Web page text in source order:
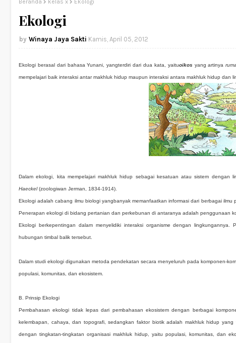
Beranda kelas x Ekologi
Ekologi
Winaya Jaya Sakti Kamis, April 05, 2012
Ekologi berasal dari bahasa Yunani, yangterdiri dari dua kata, yaituoikos yang artinya
mempelajari baik interaksi antar makhluk hidup maupun interaksi antara makhluk hidup dan
Dalam ekologi, kita mempelajari makhluk hidup sebagai kesatuan atau sistem dengan
Haeckel(zoologiwan Jerman, 1834-1914).
Ekologi adalah cabang ilmu biologi yangbanyak memanfaatkan informasi dari berbagai
Penerapan ekologi di bidang pertanian dan perkebunan di antaranya adalah penggunaan
Ekologi berkepentingan dalam menyelidiki interaksi organisme dengan
hubungan timbal balik tersebut.
Dalam studi ekologi digunakan metoda pendekatan secara rnenyeluruh pada komponen-
populasi, komunitas, dan ekosistem.
B. Prinsip Ekologi
Pembahasan ekologi tidak lepas dari pembahasan ekosistem dengan berbagai
kelembapan, cahaya, dan topografi, sedangkan faktor biotik adalah makhluk hidup
dengan tingkatan-tingkatan organisasi makhluk hidup, yaitu populasi, komunitas, dan